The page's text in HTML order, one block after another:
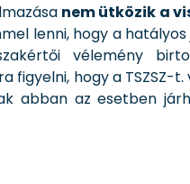
nem ütközik a
lenni, hogy a
vélemény
hogy a
abban az esetben